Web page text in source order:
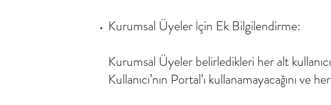
Kurumsal Üyeler İçin Ek Bilgilendirme:
Kurumsal Üyeler belirledikleri her alt
Kullanıcı’nın Portal’ı kullanamayacağını ve